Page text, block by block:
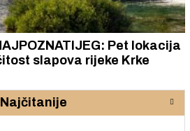
Pet lokacija
slapova rijeke Krke
Najčitanije